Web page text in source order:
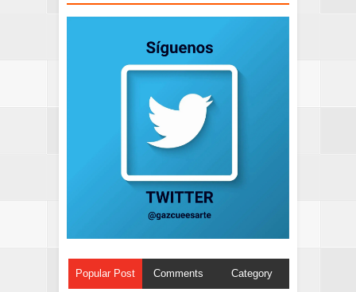
Popular Post Comments Category